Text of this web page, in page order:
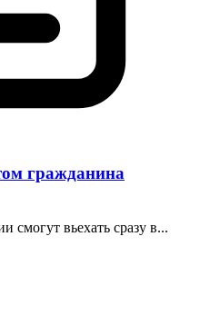
гражданина
смогут вьехать сразу в...